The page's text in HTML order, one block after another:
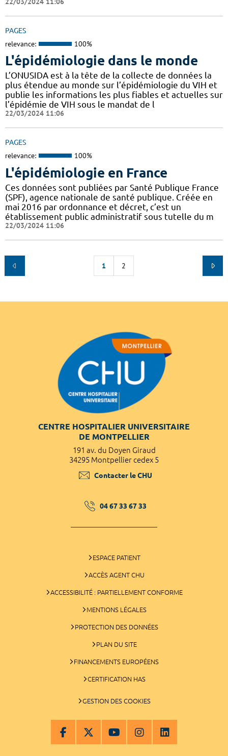
PAGES
relevance: 100%
L'épidémiologie dans le monde
L’ONUSIDA est à la tête de la collecte de données la
plus étendue au monde sur l’épidémiologie du VIH et
publie les informations les plus fiables et actuelles sur
l’épidémie de VIH sous le mandat de l
22/03/2024 11:06
PAGES
relevance: 100%
L'épidémiologie en France
Ces données sont publiées par Santé Publique France
(SPF), agence nationale de santé publique. Créée en
mai 2016 par ordonnance et décret, c’est un
établissement public administratif sous tutelle du m
22/03/2024 11:06
1 2
CENTRE HOSPITALIER UNIVERSITAIRE
DE MONTPELLIER
191 av. du Doyen Giraud
34295 Montpellier cedex 5
Contacter le CHU
04 67 33 67 33
ESPACE PATIENT
ACCÈS AGENT CHU
ACCESSIBILITÉ : PARTIELLEMENT CONFORME
MENTIONS LÉGALES
PROTECTION DES DONNÉES
PLAN DU SITE
FINANCEMENTS EUROPÉENS
CERTIFICATION HAS
GESTION DES COOKIES